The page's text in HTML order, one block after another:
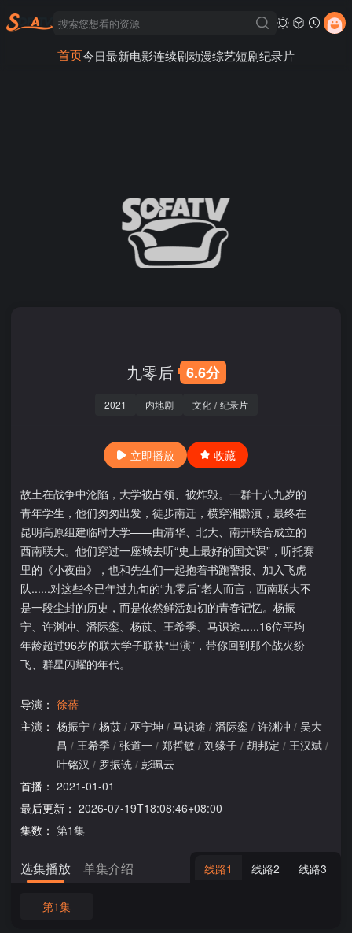
首页今日最新电影连续剧动漫综艺短剧纪录片
九零后 6.6分
2021 内地剧 文化 / 纪录片
立即播放 收藏
故土在战争中沦陷，大学被占领、被炸毁。一群十八九岁的
青年学生，他们匆匆出发，徒步南迁，横穿湘黔滇，最终在
昆明高原组建临时大学——由清华、北大、南开联合成立的
西南联大。他们穿过一座城去听“史上最好的国文课”，听托赛
里的《小夜曲》，也和先生们一起抱着书跑警报、加入飞虎
队......对这些今已年过九旬的“九零后”老人而言，西南联大不
是一段尘封的历史，而是依然鲜活如初的青春记忆。杨振
宁、许渊冲、潘际銮、杨苡、王希季、马识途......16位平均
年龄超过96岁的联大学子联袂“出演”，带你回到那个战火纷
飞、群星闪耀的年代。
导演： 徐蓓
主演： 杨振宁 / 杨苡 / 巫宁坤 / 马识途 / 潘际銮 / 许渊冲 / 吴大
昌 / 王希季 / 张道一 / 郑哲敏 / 刘缘子 / 胡邦定 / 王汉斌 /
叶铭汉 / 罗振诜 / 彭珮云
首播： 2021-01-01
最后更新： 2026-07-19T18:08:46+08:00
集数： 第1集
选集播放 单集介绍 线路1 线路2 线路3
第1集